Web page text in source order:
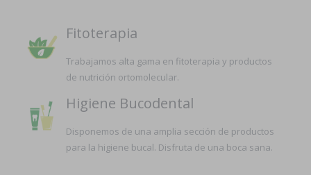
Fitoterapia
Trabajamos alta gama en fitoterapia y productos
de nutrición ortomolecular.
Higiene Bucodental
Disponemos de una amplia sección de productos
para la higiene bucal. Disfruta de una boca sana.